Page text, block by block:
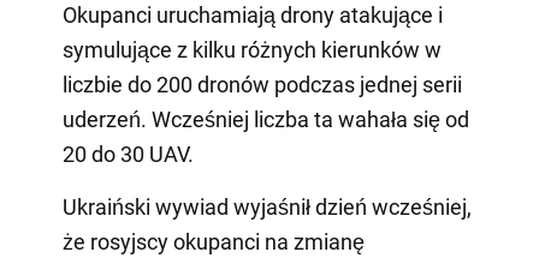
Okupanci uruchamiają drony atakujące i
symulujące z kilku różnych kierunków w
liczbie do 200 dronów podczas jednej serii
uderzeń. Wcześniej liczba ta wahała się od
20 do 30 UAV.
Ukraiński wywiad wyjaśnił dzień wcześniej,
że rosyjscy okupanci na zmianę